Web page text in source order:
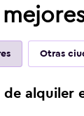
Otras
de alquiler